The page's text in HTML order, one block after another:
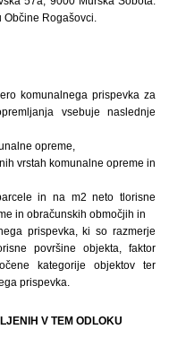
Rogašovci.
komunalnega prispevka za
vsebuje naslednje
opreme,
vrstah komunalne opreme in
in na m2 neto tlorisne
in obračunskih območjih in
prispevka, ki so razmerje
površine objekta, faktor
kategorije objektov ter
prispevka.
V TEM ODLOKU